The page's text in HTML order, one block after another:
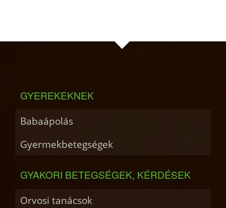
GYEREKEKNEK
Babaápolás
Gyermekbetegségek
GYAKORI BETEGSÉGEK, KÉRDÉSEK
Orvosi tanácsok